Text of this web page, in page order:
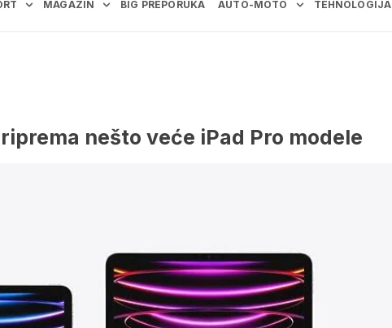
MAGAZIN BIG PREPORUKA AUTO-MOTO TEHNOLOGIJA
nešto veće iPad Pro modele